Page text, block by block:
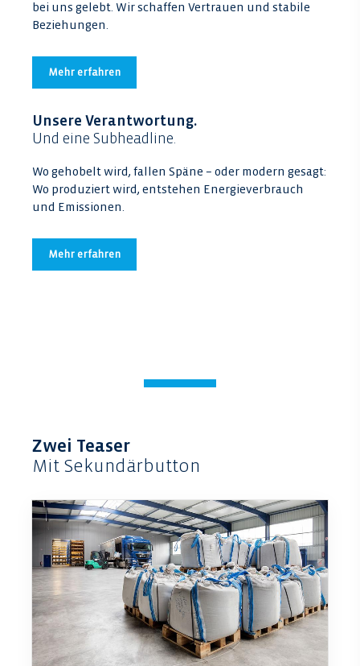
bei uns gelebt. Wir schaffen Vertrauen und stabile
Beziehungen.
Mehr erfahren
Unsere Verantwortung.
Und eine Subheadline.
Wo gehobelt wird, fallen Späne – oder modern gesagt:
Wo produziert wird, entstehen Energieverbrauch
und Emissionen.
Mehr erfahren
Zwei Teaser
Mit Sekundärbutton